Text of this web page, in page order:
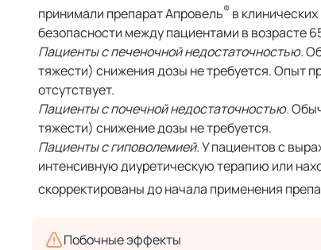
принимали препарат Апровель® в
безопасности между пациентами в возрасте
Пациенты с печеночной недостаточностью.
тяжести) снижения дозы не требуется. Опыт
отсутствует.
Пациенты с почечной недостаточностью.
тяжести) снижение дозы не требуется.
Пациенты с гиповолемией.У пациентов с
интенсивную диуретическую терапию или
скорректированы до начала применения
Побочные эффекты